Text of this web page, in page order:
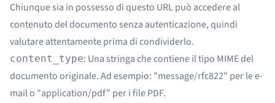
Chiunque sia in possesso di questo URL può accedere al
contenuto del documento senza autenticazione, quindi
valutare attentamente prima di condividerlo.
content_type: Una stringa che contiene il tipo MIME del
documento originale. Ad esempio: "message/rfc822" per le e-
mail o "application/pdf" per i file PDF.